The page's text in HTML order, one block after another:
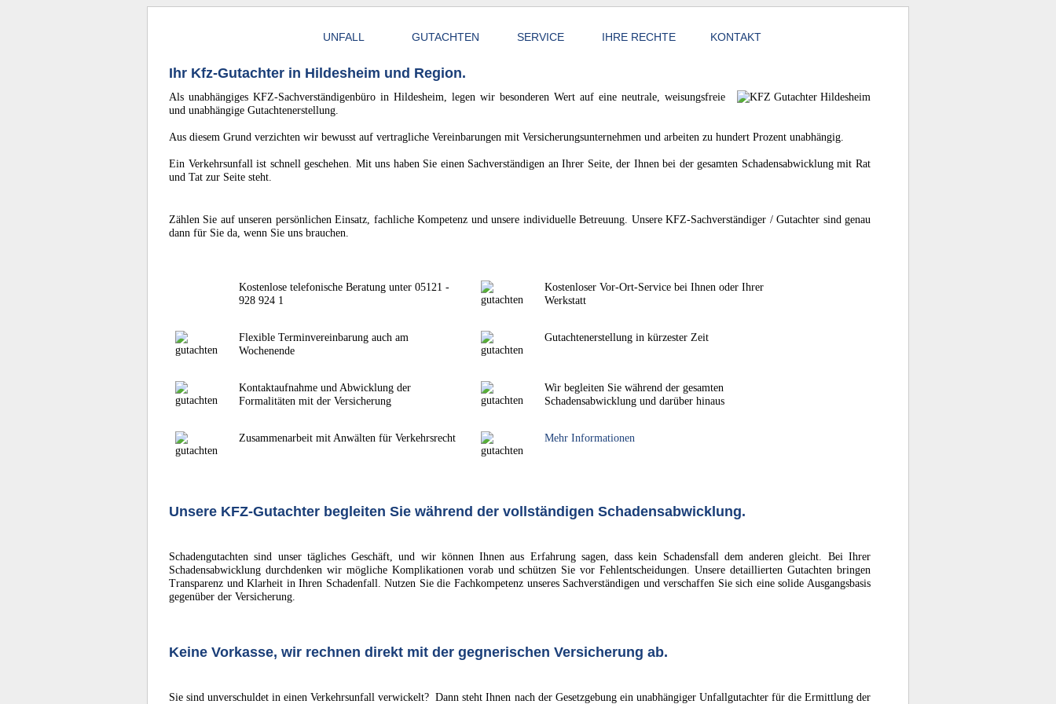
UNFALL GUTACHTEN SERVICE IHRE RECHTE KONTAKT
Ihr Kfz-Gutachter in Hildesheim und Region.
Als unabhängiges KFZ-Sachverständigenbüro in Hildesheim, legen wir besonderen Wert auf eine neutrale, weisungsfreie
und unabhängige Gutachtenerstellung.
Aus diesem Grund verzichten wir bewusst auf vertragliche Vereinbarungen mit Versicherungsunternehmen und arbeiten zu hundert Prozent unabhängig.
Ein Verkehrsunfall ist schnell geschehen. Mit uns haben Sie einen Sachverständigen an Ihrer Seite, der Ihnen bei der gesamten Schadensabwicklung mit Rat
und Tat zur Seite steht.
Zählen Sie auf unseren persönlichen Einsatz, fachliche Kompetenz und unsere individuelle Betreuung. Unsere KFZ-Sachverständiger / Gutachter sind genau
dann für Sie da, wenn Sie uns brauchen.
Kostenlose telefonische Beratung unter 05121 -
928 924 1
Kostenloser Vor-Ort-Service bei Ihnen oder Ihrer
Werkstatt
Flexible Terminvereinbarung auch am
Wochenende
Gutachtenerstellung in kürzester Zeit
Kontaktaufnahme und Abwicklung der
Formalitäten mit der Versicherung
Wir begleiten Sie während der gesamten
Schadensabwicklung und darüber hinaus
Zusammenarbeit mit Anwälten für Verkehrsrecht Mehr Informationen
Unsere KFZ-Gutachter begleiten Sie während der vollständigen Schadensabwicklung.
Schadengutachten sind unser tägliches Geschäft, und wir können Ihnen aus Erfahrung sagen, dass kein Schadensfall dem anderen gleicht. Bei Ihrer
Schadensabwicklung durchdenken wir mögliche Komplikationen vorab und schützen Sie vor Fehlentscheidungen. Unsere detaillierten Gutachten bringen
Transparenz und Klarheit in Ihren Schadenfall. Nutzen Sie die Fachkompetenz unseres Sachverständigen und verschaffen Sie sich eine solide Ausgangsbasis
gegenüber der Versicherung.
Keine Vorkasse, wir rechnen direkt mit der gegnerischen Versicherung ab.
Sie sind unverschuldet in einen Verkehrsunfall verwickelt? Dann steht Ihnen nach der Gesetzgebung ein unabhängiger Unfallgutachter für die Ermittlung der